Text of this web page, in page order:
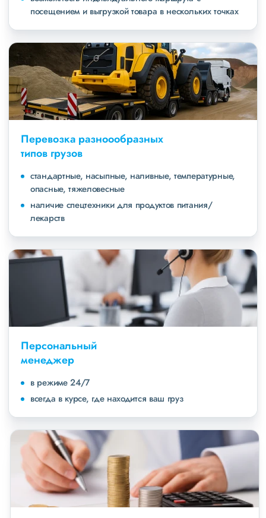
посещением и выгрузкой товара в нескольких точках
Перевозка разноообразных
типов грузов
стандартные, насыпные, наливные, температурные,
опасные, тяжеловесные
наличие спецтехники для продуктов питания/
лекарств
Персональный
менеджер
в режиме 24/7
всегда в курсе, где находится ваш груз